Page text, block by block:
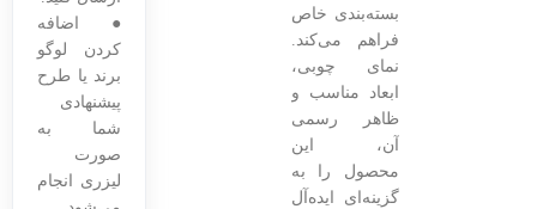
بسته‌بندی خاص
فراهم می‌کند.
نمای چوبی،
ابعاد مناسب و
ظاهر رسمی
آن، این
محصول را به
گزینه‌ای ایده‌آل
● اضافه
کردن لوگو
برند یا طرح
پیشنهادی
شما به
صورت
لیزری انجام